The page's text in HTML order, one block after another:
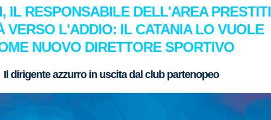
IL RESPONSABILE DELL'AREA PRESTITI
VERSO L'ADDIO: IL CATANIA LO VUOLE
NUOVO DIRETTORE SPORTIVO
Il dirigente azzurro in uscita dal club partenopeo